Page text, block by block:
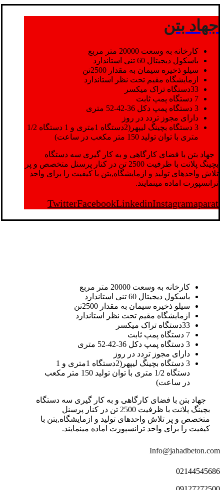
جهاد بتن
کارخانه به وسعت 20000 متر مربع
باسکول دیجیتال 60 تنی استاندارد
سیلو ذخیره سیمان به مقدار 2500تن
ازمایشگاه مقیم تحت نظر استاندارد
33دستگاه تراک میکسر
7 دستگاه پمپ ثابت
3 دستگاه پمپ دکل 36-42-52 متری
دارای مجوز تردد در روز
3 دستگاه بچینگ لیپهر(2دستگاه 1متری و 1 دستگاه 1/2
متری با توان تولید 150 متر مکعب در ساعت)
جهاد بتن با فضای کارگاهی و به کار گیری سه دستگاه
بچینگ پلانت با ظرفیت 2500 تن در کنار پرسنل متخصص و پر
تلاش واحدهای تولید و ازمایشگاه,بتن با کیفیت را برای واحد
ترانسپورت اماده مینمایند.
TwitterFacebookLinkedinInstagramaparat
کارخانه به وسعت 20000 متر مربع
باسکول دیجیتال 60 تنی استاندارد
سیلو ذخیره سیمان به مقدار 2500تن
ازمایشگاه مقیم تحت نظر استاندارد
33دستگاه تراک میکسر
7 دستگاه پمپ ثابت
3 دستگاه پمپ دکل 36-42-52 متری
دارای مجوز تردد در روز
3 دستگاه بچینگ لیپهر(2دستگاه 1متری و 1
دستگاه 1/2 متری با توان تولید 150 متر مکعب
در ساعت)
جهاد بتن با فضای کارگاهی و به کار گیری سه دستگاه
بچینگ پلانت با ظرفیت 2500 تن در کنار پرسنل
متخصص و پر تلاش واحدهای تولید و ازمایشگاه,بتن با
کیفیت را برای واحد ترانسپورت اماده مینمایند.
Info@jahadbeton.com
02144545686